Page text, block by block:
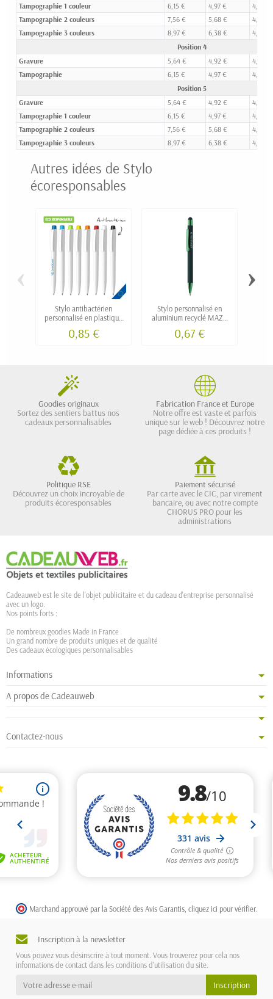
Tampographie 1 couleur
6,15 € 4,97 €
4,21 €
Tampographie 2 couleurs
7,56 € 5,68 €
4,57 €
Tampographie 3 couleurs
8,97 € 6,38 €
4,94 €
Position 4
Gravure
5,64 € 4,92 €
4,22 €
Tampographie
6,15 € 4,97 €
4,21 €
Position 5
Gravure
5,64 € 4,92 €
4,22 €
Tampographie 1 couleur
6,15 € 4,97 €
4,21 €
Tampographie 2 couleurs
7,56 € 5,68 €
4,57 €
Tampographie 3 couleurs
8,97 € 6,38 € 4,94 €
Autres idées de Stylo
écoresponsables
Stylo antibactérien
personnalisé en plastique
0,85 €
Stylo personnalisé en
aluminium recyclé MAZO
0,67 €
‹ ›
Goodies originaux
Sortez des sentiers battus nos
cadeaux personnalisables
Fabrication France et Europe
Notre offre est vaste et parfois
unique sur le web ! Découvrez notre
page dédiée à ces produits !
Politique RSE
Découvrez un choix incroyable de
produits écoresponsables
Paiement sécurisé
Par carte avec le CIC, par virement
bancaire, ou avec notre compte
CHORUS PRO pour les
administrations
Cadeauweb est le site de l'objet publicitaire et du cadeau d'entreprise personnalisé
avec un logo.
Nos points forts :
De nombreux goodies Made in France
Un grand nombre de produits uniques et de qualité
Des cadeaux écologiques personnalisables
Informations
A propos de Cadeauweb
Contactez-nous
Marchand approuvé par la Société des Avis Garantis, cliquez ici pour vérifier
Inscription à la newsletter
Vous pouvez vous désinscrire à tout moment. Vous trouverez pour cela nos
informations de contact dans les conditions d'utilisation du site.